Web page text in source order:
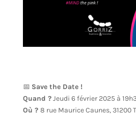
📅 Save the Date !
Quand ?Jeudi 6 février 2025 à
Où ? 8 rue Maurice Caunes, 31200